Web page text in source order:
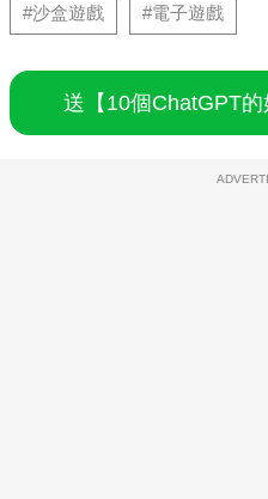
#沙盒遊戲 #電子遊戲
送【10個ChatGPT